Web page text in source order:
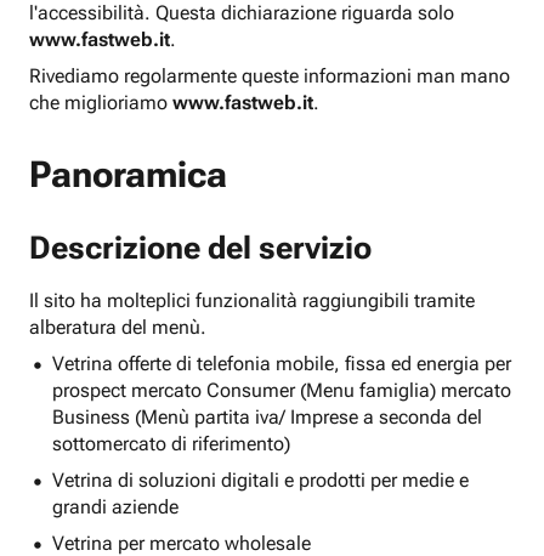
l'accessibilità. Questa dichiarazione riguarda solo
www.fastweb.it.
Rivediamo regolarmente queste informazioni man mano
che miglioriamo www.fastweb.it.
Panoramica
Descrizione del servizio
Il sito ha molteplici funzionalità raggiungibili tramite
alberatura del menù.
Vetrina offerte di telefonia mobile, fissa ed energia per
prospect mercato Consumer (Menu famiglia) mercato
Business (Menù partita iva/ Imprese a seconda del
sottomercato di riferimento)
Vetrina di soluzioni digitali e prodotti per medie e
grandi aziende
Vetrina per mercato wholesale